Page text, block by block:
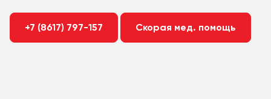
+7 (8617) 797-157 Скорая мед. помощь